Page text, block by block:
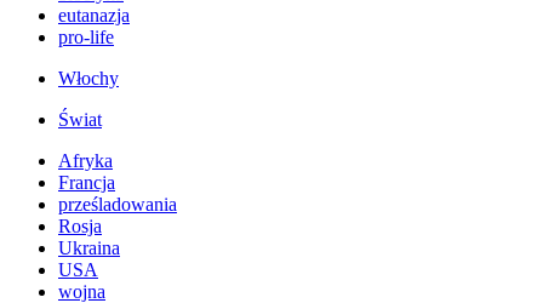
eutanazja
pro-life
Włochy
Świat
Afryka
Francja
prześladowania
Rosja
Ukraina
USA
wojna